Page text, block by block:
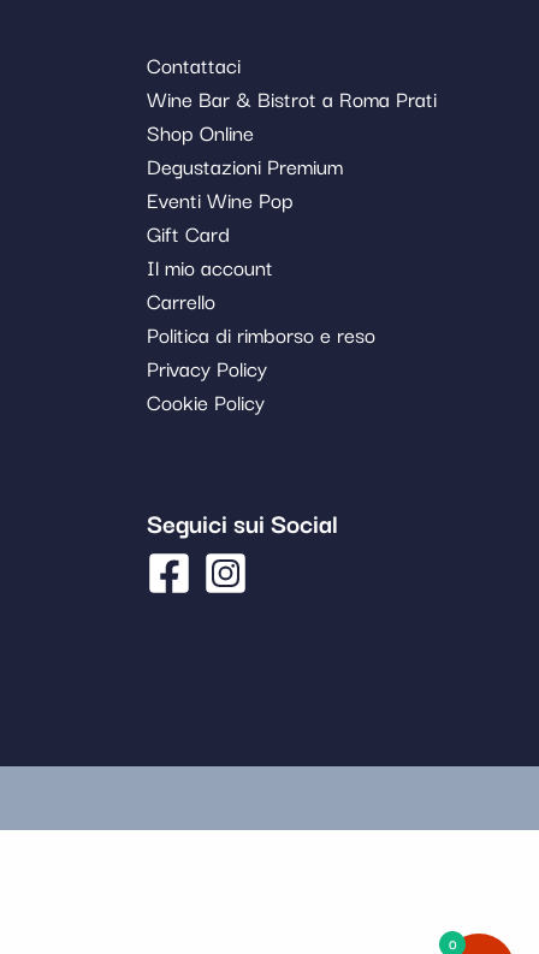
Contattaci
Wine Bar & Bistrot a Roma Prati
Shop Online
Degustazioni Premium
Eventi Wine Pop
Gift Card
Il mio account
Carrello
Politica di rimborso e reso
Privacy Policy
Cookie Policy
Seguici sui Social
0